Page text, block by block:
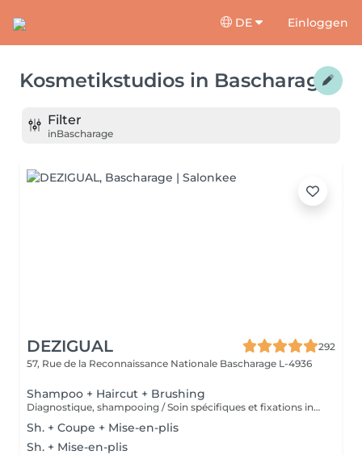
DE Einloggen
Kosmetikstudios in Bascharage
Filter
inBascharage
DEZIGUAL
292
57, Rue de la Reconnaissance Nationale Bascharage L-4936
Shampoo + Haircut + Brushing
Diagnostique, shampooing / Soin spécifiques et fixations inclus
Sh. + Coupe + Mise-en-plis
Sh. + Mise-en-plis